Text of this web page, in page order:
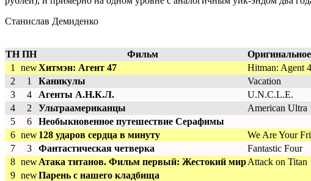
Станислав Демиденко
ТН ПН Фильм
1
newХитмэн: Агент 47 Hitman: Agent
2
1 Каникулы Vacation
3
4 Агенты А.Н.К.Л. U.N.C.L.E.
4
2 Ультраамериканцы American Ultra
5
6 Необыкновенное путешествие Серафимы
6 new128 ударов сердца в минуту We Are Your
7
3 Фантастическая четверка Fantastic Four
8 newАтака титанов. Фильм первый: Жестокий мирAttack on Titan
9 newПарень с нашего кладбища